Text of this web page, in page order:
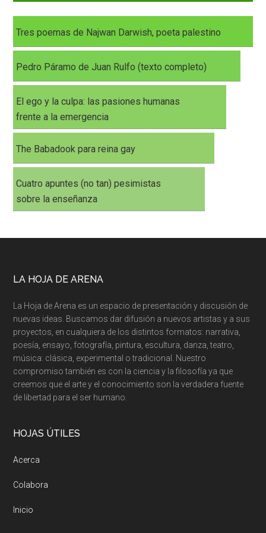
Tres poemas de Najwan Darwish, poeta palestino
Pedro Páramo de Juan Rulfo (texto completo)
El ego y la culpa: las pasiones humanas
frente a la emergencia
The Babadook para reina gay
Cuatro apuntes (no tan) pesimistas
sobre la enseñanza
LA HOJA DE ARENA
La Hoja de Arena es un espacio de presentación y discusión de
nuevas ideas. Buscamos dar difusión a nuevos artistas y a sus
proyectos, en cualquiera de los distintos formatos: narrativa,
poesía, ensayo, fotografía, pintura, escultura, danza, teatro,
música: clásica, experimental o tradicional. Nuestro
compromiso también es con la ciencia y la filosofía ya que
creemos que el arte y el conocimiento son la verdadera fuente
de libertad para el ser humano.
HOJAS ÚTILES
Acerca
Colabora
Inicio